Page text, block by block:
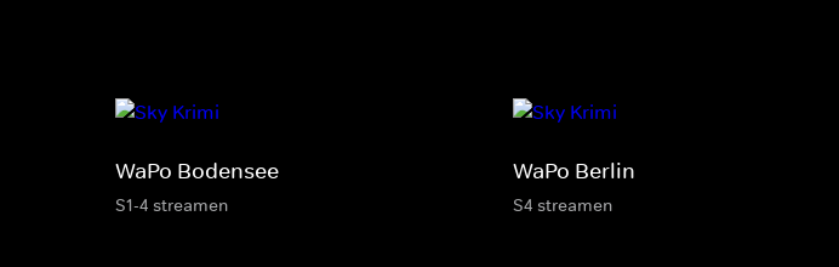
WaPo Bodensee
S1-4 streamen
WaPo Berlin
S4 streamen